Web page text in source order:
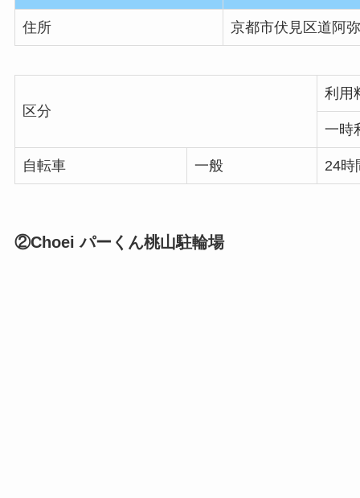
住所 京都市伏見区道阿
区分
利用
一時
自転車 一般 24時
②Choei パーくん桃山駐輪場